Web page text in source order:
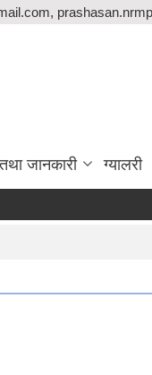
जानकारी ग्यालरी